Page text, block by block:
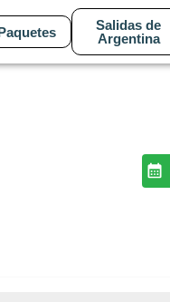
Salidas de
Argentina